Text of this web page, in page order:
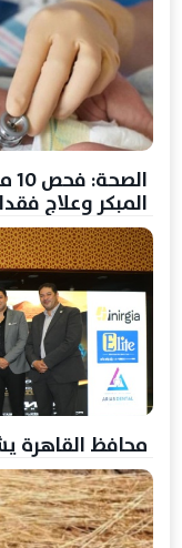
المبكر وعلاج
محافظ القاهرة